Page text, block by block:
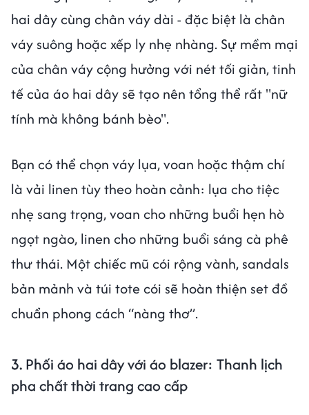
hai dây cùng chân váy dài - đặc biệt là chân
váy suông hoặc xếp ly nhẹ nhàng. Sự mềm mại
của chân váy cộng hưởng với nét tối giản, tinh
tế của áo hai dây sẽ tạo nên tổng thể rất "nữ
tính mà không bánh bèo".
Bạn có thể chọn váy lụa, voan hoặc thậm chí
là vải linen tùy theo hoàn cảnh: lụa cho tiệc
nhẹ sang trọng, voan cho những buổi hẹn hò
ngọt ngào, linen cho những buổi sáng cà phê
thư thái. Một chiếc mũ cói rộng vành, sandals
bản mảnh và túi tote cói sẽ hoàn thiện set đồ
chuẩn phong cách “nàng thơ”.
3.Phối áo hai dây với áo blazer: Thanh lịch
pha chất thời trang cao cấp